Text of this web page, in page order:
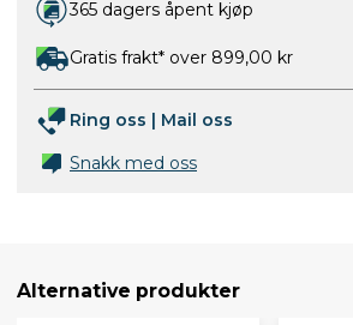
365 dagers åpent kjøp
Gratis frakt* over 899,00 kr
Ring oss | Mail oss
Snakk med oss
Alternative produkter